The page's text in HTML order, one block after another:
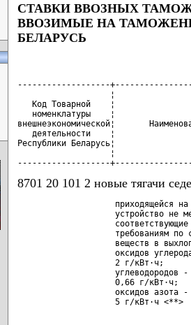
СТАВКИ ВВОЗНЫХ
ВВОЗИМЫЕ НА
БЕЛАРУСЬ
-------------------
¦
Код Товарной    ¦
номенклатуры    ¦
внешнеэкономической¦
деятельности    ¦
Республики Беларусь¦
¦
-------------------
8701 20 101 2 новые тягачи
приходящейся
устройство не
соответствующие
требованиям по
веществ в
оксидов
                    2 г/кВт·ч;
углеводородов -
                    0,66 г/кВт·ч;
оксидов азота -